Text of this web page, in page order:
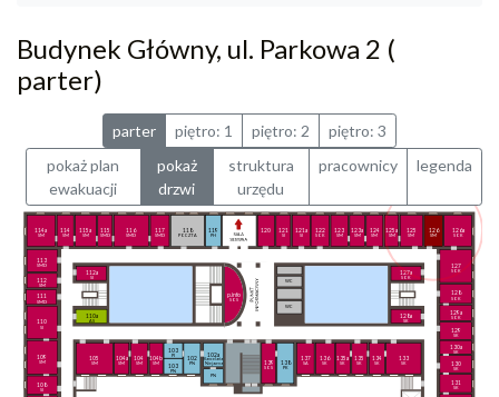
Budynek Główny, ul. Parkowa 2 (
parter)
parter piętro: 1 piętro: 2
piętro: 3
pokaż plan
ewakuacji
pokaż
drzwi
struktura
urzędu
pracownicy legenda
PN
WC
WC
102
PN
102a
Kancelaria
Niejawna
103
PI
103
PN
104
SM
104a
SM
104b
SM
105
SM
108
SI
109
SM
110
SI
110a
AS
111
SMD
112
SM
112a
SI
113
SMD
114
SM
114a
SM
115
SMD
115a
SM
116
SMD
117
SMD
118
POCZTA
119
PH
120 121
SI
121a
SI
122
SOK
123
SM
123a
SM
124
SM
125
SM
125a
SM
126a
SOK
127
SOK
127a
SOK
128
SOK
128a
SK
129
SK
129a
SOK
130
SK
130a
SK
131
SK
133
SK
134
SK
135
SK
135a
SK
136
SK
137
SA
138
PK
139
SOS
7 - 12
sala sesyjna
p.info
SOS
126
SM